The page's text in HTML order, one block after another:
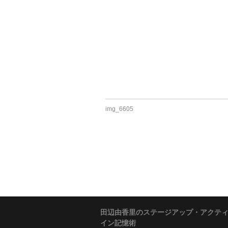
img_6605
田辺由香里のステージアップ・アクテ
イン記憶術